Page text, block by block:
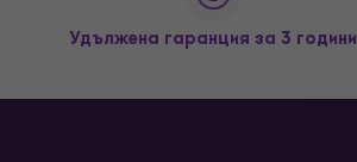
Удължена гаранция за 3 години